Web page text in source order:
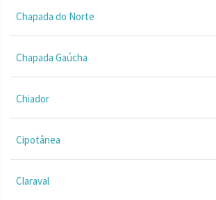
Chapada do Norte
Chapada Gaúcha
Chiador
Cipotânea
Claraval